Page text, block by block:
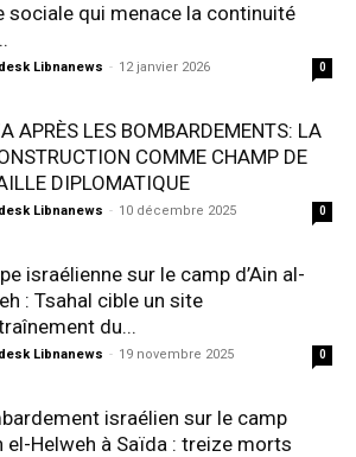
sociale qui menace la continuité
Libnanews - 12 janvier 2026 0
APRÈS LES BOMBARDEMENTS: LA
COMME CHAMP DE
DIPLOMATIQUE
Libnanews - 10 décembre 2025 0
israélienne sur le camp d’Ain al-
: Tsahal cible un site
du...
Libnanews - 19 novembre 2025 0
israélien sur le camp
el-Helweh à Saïda : treize morts